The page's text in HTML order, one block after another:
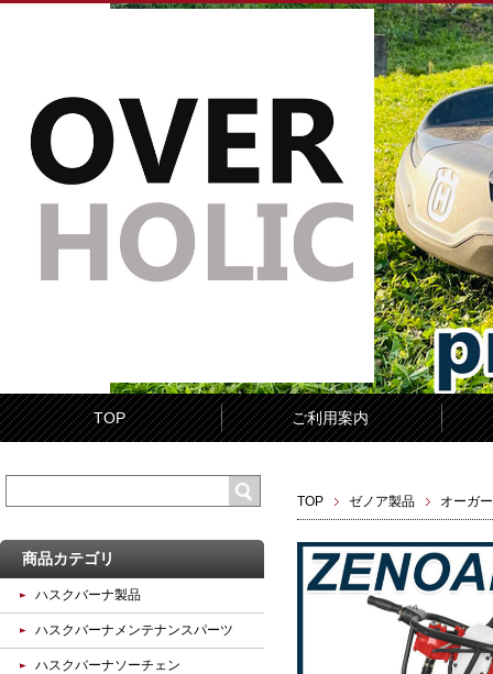
TOP ご利用案内
TOP ゼノア製品 オーガー
商品カテゴリ
ハスクバーナ製品
ハスクバーナメンテナンスパーツ
ハスクバーナソーチェン